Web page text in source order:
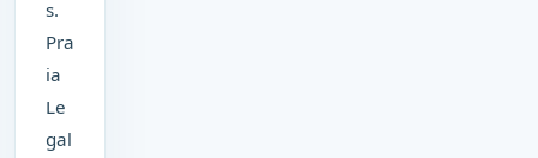
s.
Pra
ia
Le
gal